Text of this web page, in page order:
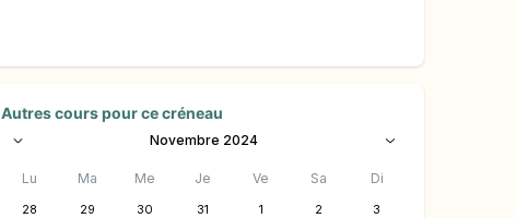
Autres cours pour ce créneau
Novembre 2024
Lu Ma Me Je Ve Sa Di
28 29 30 31 1 2 3